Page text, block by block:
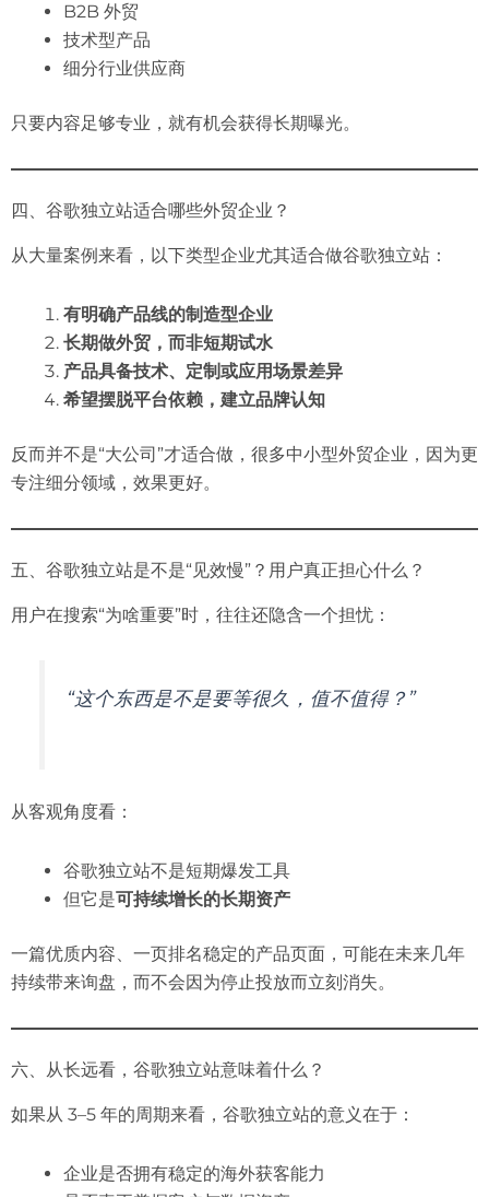
B2B 外贸
技术型产品
细分行业供应商
只要内容足够专业，就有机会获得长期曝光。
四、谷歌独立站适合哪些外贸企业？
从大量案例来看，以下类型企业尤其适合做谷歌独立站：
有明确产品线的制造型企业
长期做外贸，而非短期试水
产品具备技术、定制或应用场景差异
希望摆脱平台依赖，建立品牌认知
反而并不是“大公司”才适合做，很多中小型外贸企业，因为更
专注细分领域，效果更好。
五、谷歌独立站是不是“见效慢”？用户真正担心什么？
用户在搜索“为啥重要”时，往往还隐含一个担忧：
“这个东西是不是要等很久，值不值得？”
从客观角度看：
谷歌独立站不是短期爆发工具
但它是可持续增长的长期资产
一篇优质内容、一页排名稳定的产品页面，可能在未来几年
持续带来询盘，而不会因为停止投放而立刻消失。
六、从长远看，谷歌独立站意味着什么？
如果从 3–5 年的周期来看，谷歌独立站的意义在于：
企业是否拥有稳定的海外获客能力